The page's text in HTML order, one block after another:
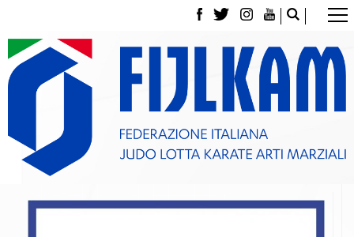
La Federazione
Tesseramento
Contatti
Norme e modulistica Affiliazioni e Tesseramenti
Classifica Società Sportive con più di 100 atleti
tesserati
Gare e Risultati
Archivio eventi